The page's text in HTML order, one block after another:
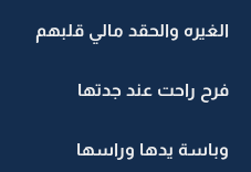
الغيره والحقد مالي قلبهم
فرح راحت عند جدتها
وباسة يدها وراسها